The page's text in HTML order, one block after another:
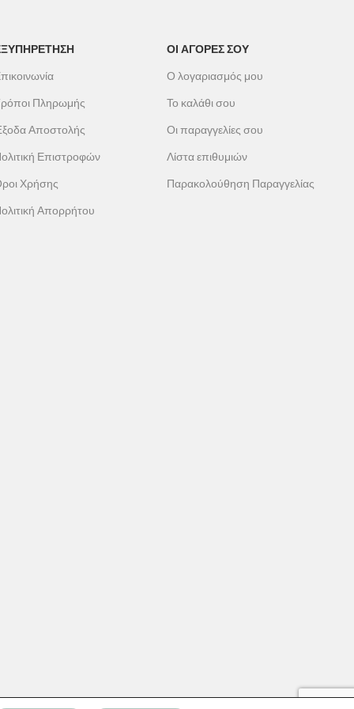
Πληρωμής
Αποστολής
Επιστροφών
Χρήσης
Απορρήτου
ΟΙ ΑΓΟΡΕΣ ΣΟΥ
Ο λογαριασμός μου
Το καλάθι σου
Οι παραγγελίες σου
Λίστα επιθυμιών
Παρακολούθηση Παραγγελίας